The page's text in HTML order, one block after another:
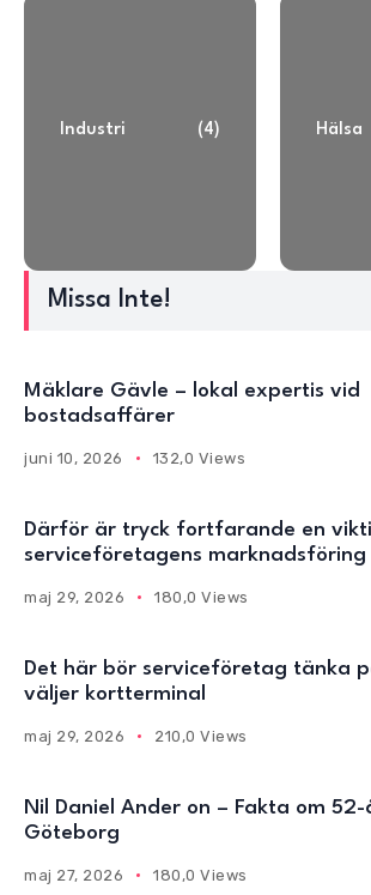
Industri (4) Hälsa
Missa Inte!
Mäklare Gävle – lokal expertis vid
bostadsaffärer
juni 10, 2026 132,0 Views
Därför är tryck fortfarande en
serviceföretagens marknadsföring
maj 29, 2026 180,0 Views
Det här bör serviceföretag tänka
väljer kortterminal
maj 29, 2026 210,0 Views
Nil Daniel Ander on – Fakta om 52-åringen i
Göteborg
maj 27, 2026 180,0 Views